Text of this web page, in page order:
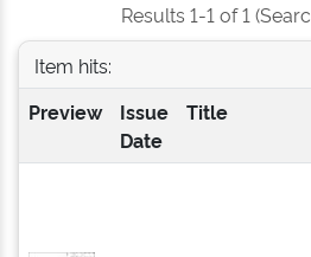
Results 1-1 of 1
Item hits:
Preview
Issue
Date
Title